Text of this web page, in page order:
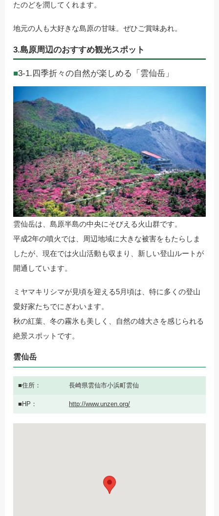
たのどを潤してくれます。
地元の人も大好きな島原の甘味。ぜひご賞味あれ。
3.島原周辺のおすすめ観光スポット
3-1.四季折々の自然が楽しめる「雲仙岳」
雲仙岳は、島原半島の中央にそびえる火山群です。
平成2年の噴火では、周辺地域に大きな被害をもたらしま
したが、現在では火山活動も収まり、新しい登山ルートが
開通しています。
ミヤマキリシマが見頃を迎える5月頃は、特に多くの登山
愛好家たちでにぎわいます。
秋の紅葉、冬の霧氷も美しく、自然の雄大さを感じられる
絶景スポットです。
雲仙岳
住所 長崎県雲仙市小浜町雲仙
HP http://www.unzen.org/